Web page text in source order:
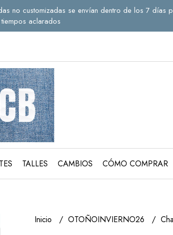
customizadas se envían dentro de los 7 días
aclarados
TALLES CAMBIOS CÓMO COMPRAR
Inicio OTOÑOINVIERNO26